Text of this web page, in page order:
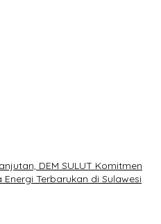
DEM SULUT Komitmen
Terbarukan di Sulawesi